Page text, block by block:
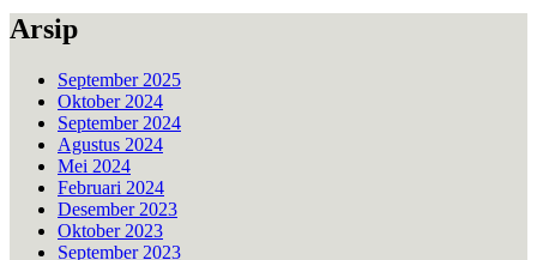
Arsip
September 2025
Oktober 2024
September 2024
Agustus 2024
Mei 2024
Februari 2024
Desember 2023
Oktober 2023
September 2023